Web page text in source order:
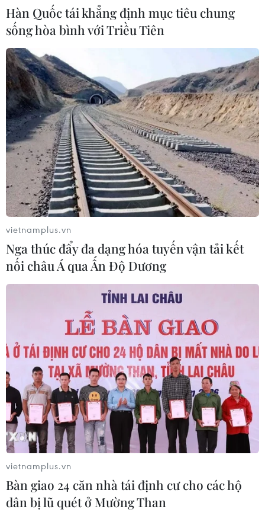
Hàn Quốc tái khẳng định mục tiêu chung
sống hòa bình với Triều Tiên
vietnamplus.vn
Nga thúc đẩy đa dạng hóa tuyến vận tải kết
nối châu Á qua Ấn Độ Dương
vietnamplus.vn
Bàn giao 24 căn nhà tái định cư cho các hộ
dân bị lũ quét ở Mường Than